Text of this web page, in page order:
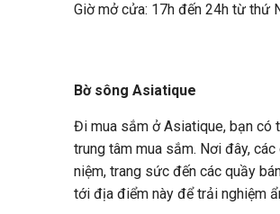
Giờ mở cửa: 17h đến 24h từ thứ
Bờ sông Asiatique
Đi mua sắm ở Asiatique, bạn có
trung tâm mua sắm. Nơi đây,
niệm, trang sức đến các quầy
tới địa điểm này để trải nghiệm